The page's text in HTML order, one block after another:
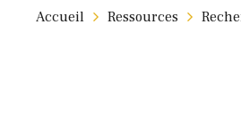
Accueil Ressources